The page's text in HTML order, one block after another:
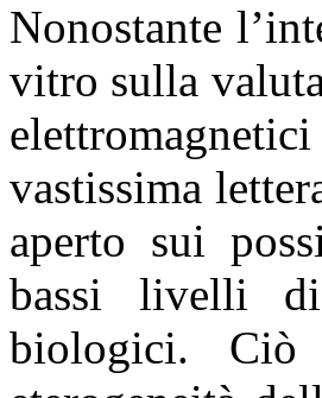
Nonostante
vitro sulla
vastissima
aperto sui
bassi livelli
biologici. Ciò